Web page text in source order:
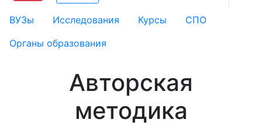
ВУЗы Исследования Курсы
СПО
Органы образования
Авторская
методика